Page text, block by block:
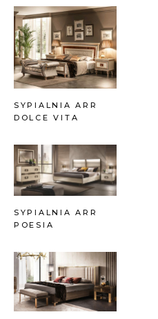
SYPIALNIA ARR
DOLCE VITA
SYPIALNIA ARR
POESIA